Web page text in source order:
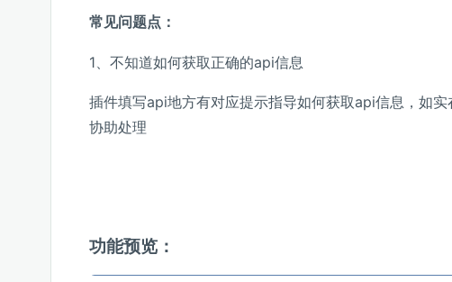
常见问题点：
1、不知道如何获取正确的api信息
插件填写api地方有对应提示指导如何获取api信息，如
协助处理
功能预览：